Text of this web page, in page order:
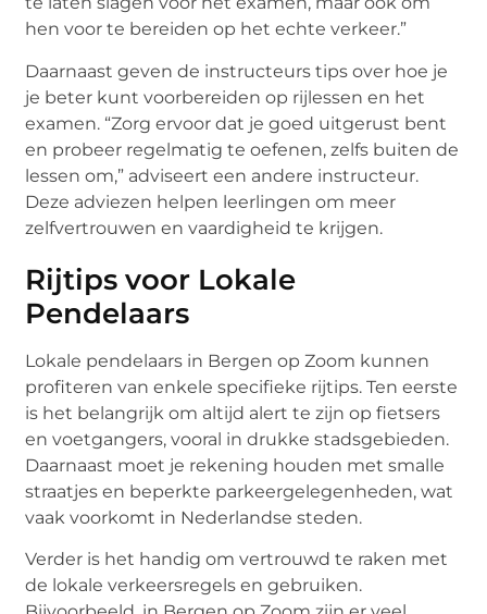
hen voor te bereiden op het echte verkeer.”
Daarnaast geven de instructeurs tips over hoe je
je beter kunt voorbereiden op rijlessen en het
examen. “Zorg ervoor dat je goed uitgerust bent
en probeer regelmatig te oefenen, zelfs buiten de
lessen om,” adviseert een andere instructeur.
Deze adviezen helpen leerlingen om meer
zelfvertrouwen en vaardigheid te krijgen.
Rijtips voor Lokale
Pendelaars
Lokale pendelaars in Bergen op Zoom kunnen
profiteren van enkele specifieke rijtips. Ten eerste
is het belangrijk om altijd alert te zijn op fietsers
en voetgangers, vooral in drukke stadsgebieden.
Daarnaast moet je rekening houden met smalle
straatjes en beperkte parkeergelegenheden, wat
vaak voorkomt in Nederlandse steden.
Verder is het handig om vertrouwd te raken met
de lokale verkeersregels en gebruiken.